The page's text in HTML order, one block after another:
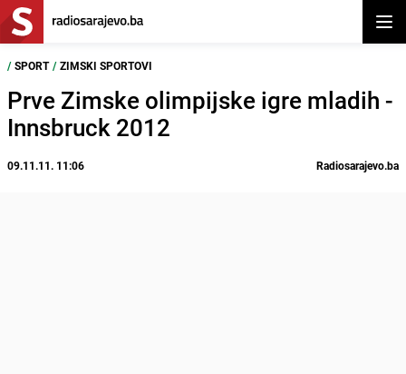
/ SPORT / ZIMSKI SPORTOVI
Prve Zimske olimpijske igre mladih -
Innsbruck 2012
09.11.11. 11:06 Radiosarajevo.ba